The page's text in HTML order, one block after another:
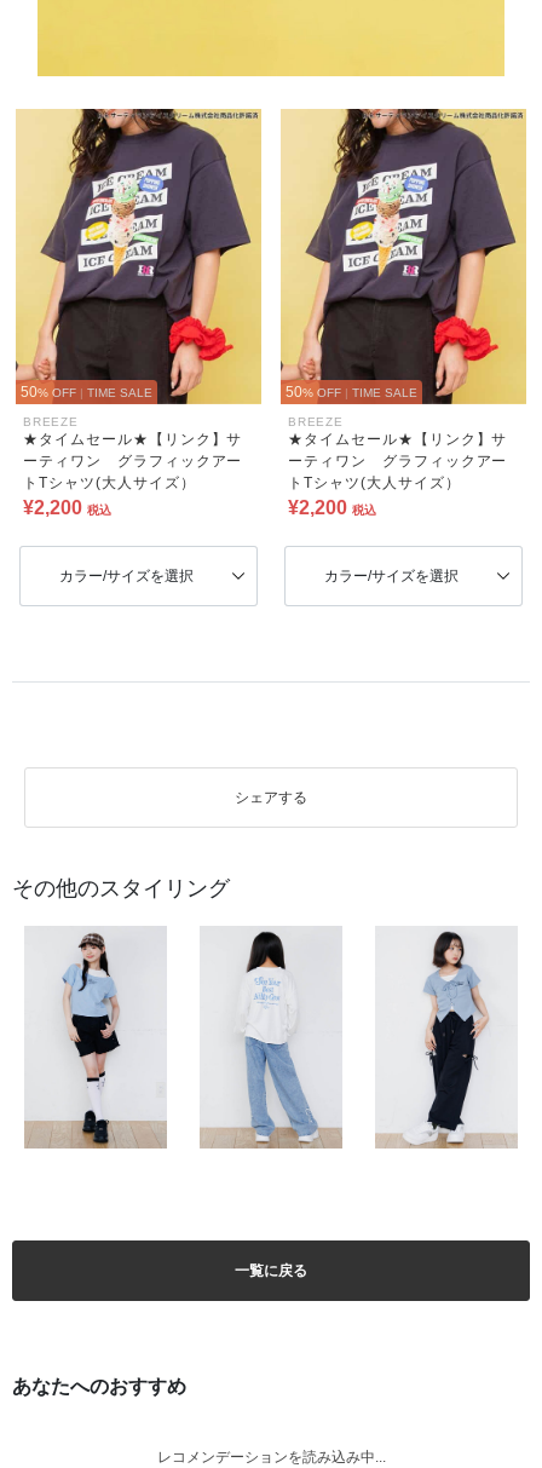
50% OFF | TIME SALE
BREEZE
★タイムセール★【リンク】サ
ーティワン グラフィックアー
トTシャツ(大人サイズ）
¥2,200 税込
カラー/サイズを選択
50% OFF | TIME SALE
BREEZE
★タイムセール★【リンク】サ
ーティワン グラフィックアー
トTシャツ(大人サイズ）
¥2,200 税込
カラー/サイズを選択
シェアする
その他のスタイリング
一覧に戻る
あなたへのおすすめ
レコメンデーションを読み込み中...